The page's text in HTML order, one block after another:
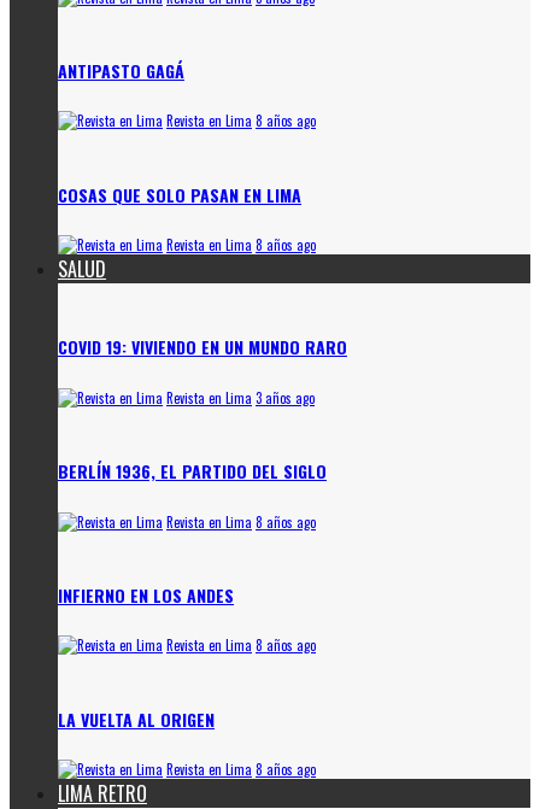
ANTIPASTO GAGÁ
Revista en Lima 8 años ago
COSAS QUE SOLO PASAN EN LIMA
Revista en Lima 8 años ago
SALUD
COVID 19: VIVIENDO EN UN MUNDO RARO
Revista en Lima 3 años ago
BERLÍN 1936, EL PARTIDO DEL SIGLO
Revista en Lima 8 años ago
INFIERNO EN LOS ANDES
Revista en Lima 8 años ago
LA VUELTA AL ORIGEN
Revista en Lima 8 años ago
LIMA RETRO